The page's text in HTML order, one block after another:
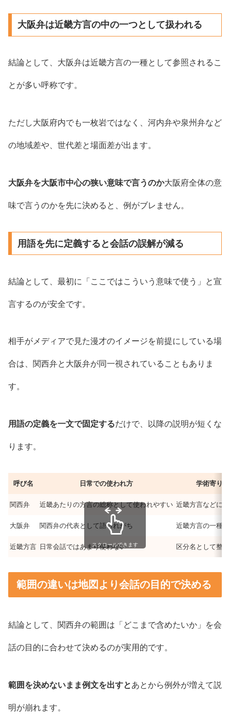
大阪弁は近畿方言の中の一つとして扱われる
結論として、大阪弁は近畿方言の一種として参照されるこ
とが多い呼称です。
ただし大阪府内でも一枚岩ではなく、河内弁や泉州弁など
の地域差や、世代差と場面差が出ます。
大阪弁を大阪市中心の狭い意味で言うのか大阪府全体の意
味で言うのかを先に決めると、例がブレません。
用語を先に定義すると会話の誤解が減る
結論として、最初に「ここではこういう意味で使う」と宣
言するのが安全です。
相手がメディアで見た漫才のイメージを前提にしている場
合は、関西弁と大阪弁が同一視されていることもありま
す。
用語の定義を一文で固定するだけで、以降の説明が短くな
ります。
呼び名 日常での使われ方 学術寄り
関西弁 近畿あたりの方言の総称として使われやすい 近畿方言などに
大阪弁 関西弁の代表として語られがち 近畿方言の一種
近畿方言 日常会話ではあまり使わない 区分名として整
スクロールできます
範囲の違いは地図より会話の目的で決める
結論として、関西弁の範囲は「どこまで含めたいか」を会
話の目的に合わせて決めるのが実用的です。
範囲を決めないまま例文を出すとあとから例外が増えて説
明が崩れます。